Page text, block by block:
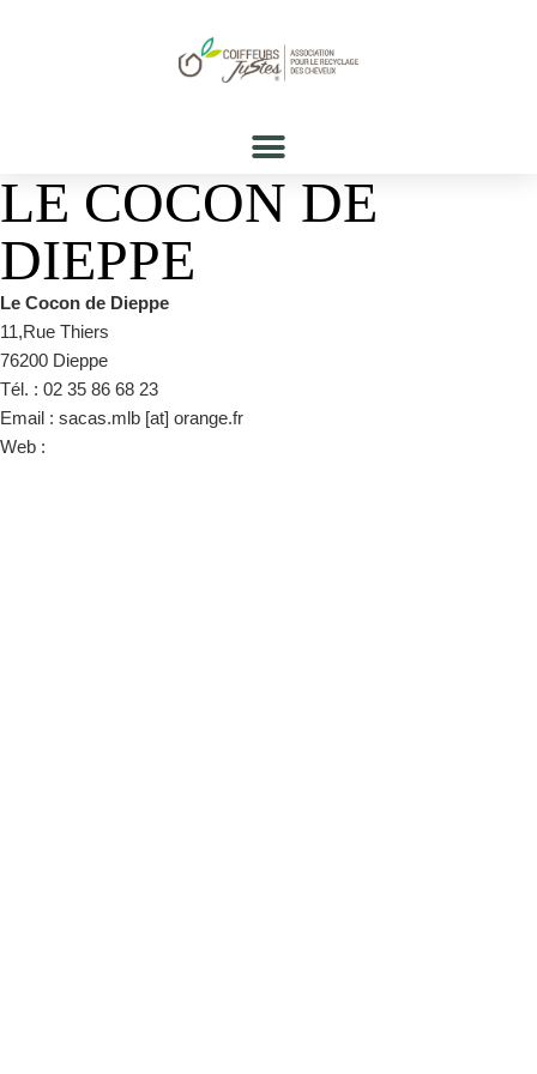
LE COCON DE
DIEPPE
Le Cocon de Dieppe
11,Rue Thiers
76200 Dieppe
Tél. : 02 35 86 68 23
Email : sacas.mlb [at] orange.fr
Web :